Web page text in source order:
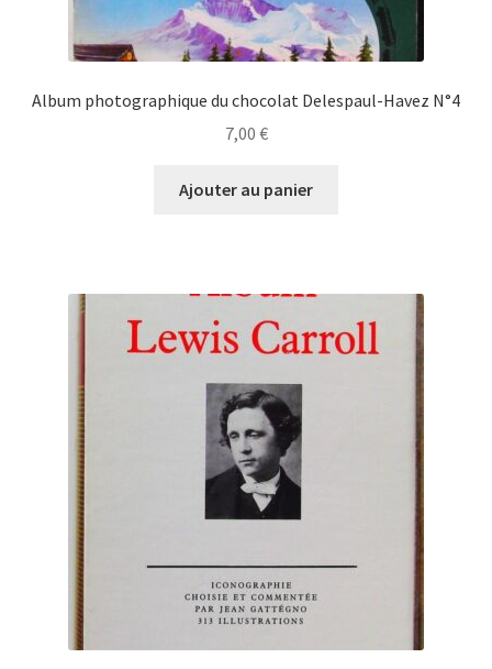
Album photographique du chocolat Delespaul-Havez N°4
7,00 €
Ajouter au panier